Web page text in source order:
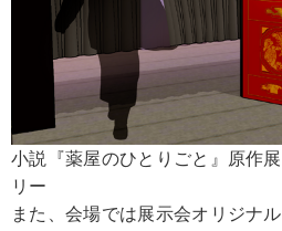
小説『薬屋のひとりごと』原作
リー
また、会場では展示会オリジナ